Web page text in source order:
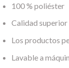
100 % poliéster
Calidad superior
Los productos
Lavable a